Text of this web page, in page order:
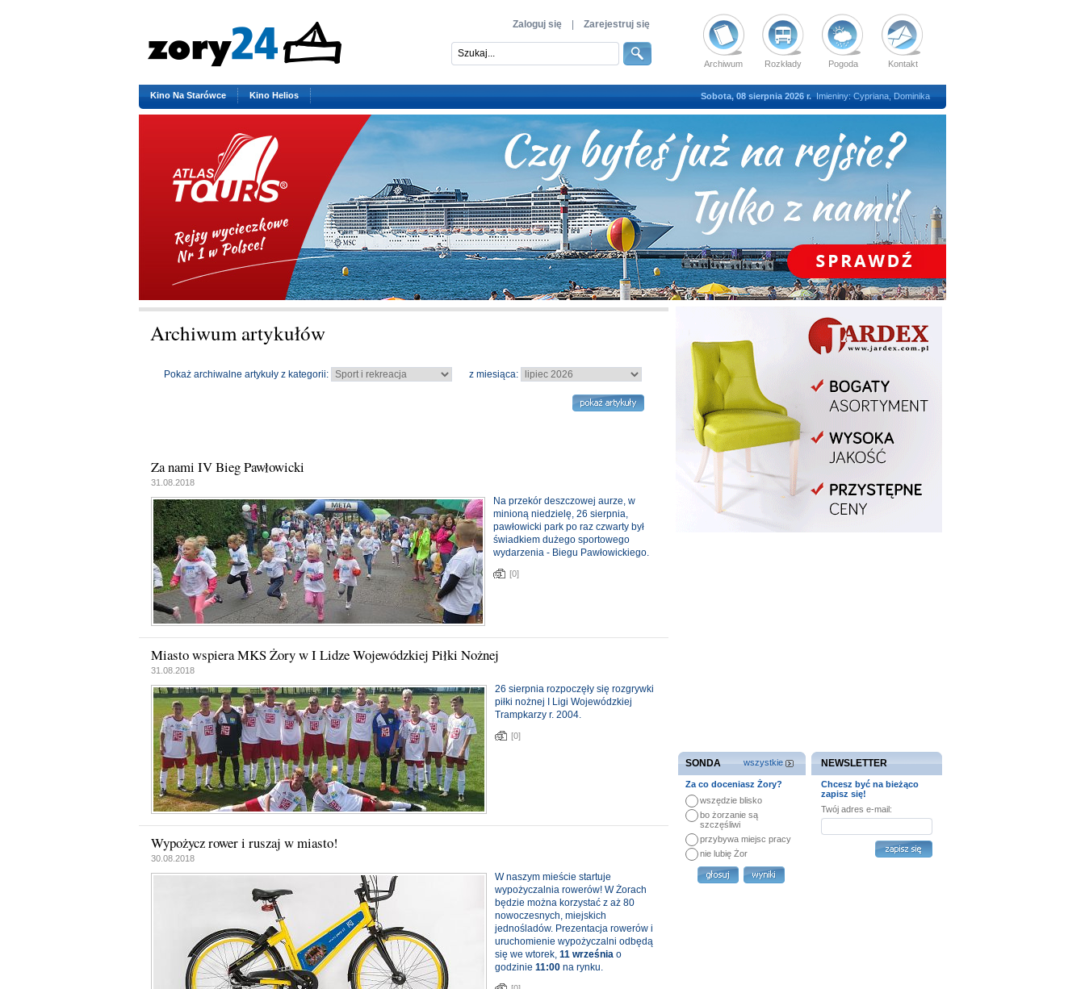
Archiwum Rozkłady Pogoda Kontakt
Zaloguj się Zarejestruj się
Kino Na Starówce Kino Helios Sobota, 08 sierpnia 2026 r. Imieniny: Cypriana, Dominika
Archiwum artykułów
Pokaż archiwalne artykuły z kategorii: z miesiąca:
Za nami IV Bieg Pawłowicki
31.08.2018
Na przekór deszczowej aurze, w
minioną niedzielę, 26 sierpnia,
pawłowicki park po raz czwarty był
świadkiem dużego sportowego
wydarzenia - Biegu Pawłowickiego.
[0]
Miasto wspiera MKS Żory w I Lidze Wojewódzkiej Piłki Nożnej
31.08.2018
26 sierpnia rozpoczęły się rozgrywki
piłki nożnej I Ligi Wojewódzkiej
Trampkarzy r. 2004.
[0]
Wypożycz rower i ruszaj w miasto!
30.08.2018
W naszym mieście startuje
wypożyczalnia rowerów! W Żorach
będzie można korzystać z aż 80
nowoczesnych, miejskich
jednośladów. Prezentacja rowerów i
uruchomienie wypożyczalni odbędą
się we wtorek, 11 września o
godzinie 11:00 na rynku.
SONDA wszystkie
Za co doceniasz Żory?
wszędzie blisko
bo żorzanie są
szczęśliwi
przybywa miejsc pracy
nie lubię Żor
NEWSLETTER
Chcesz być na bieżąco
zapisz się!
Twój adres e-mail: